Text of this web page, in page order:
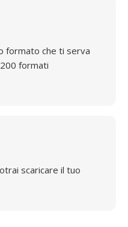
formato che ti serva
formati
scaricare il tuo